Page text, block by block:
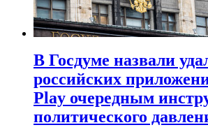
В Госдуме назвали
российских
Play очередным
политического